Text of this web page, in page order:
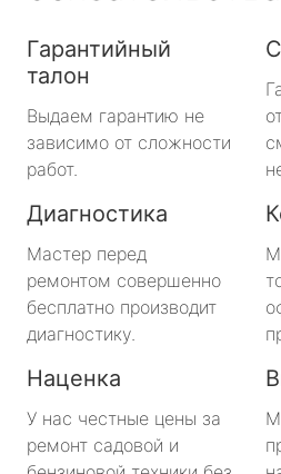
Гарантийный
талон
Выдаем гарантию не
зависимо от сложности
работ.
Диагностика
Мастер перед
ремонтом совершенно
бесплатно производит
диагностику.
Наценка
У нас честные цены за
ремонт садовой и